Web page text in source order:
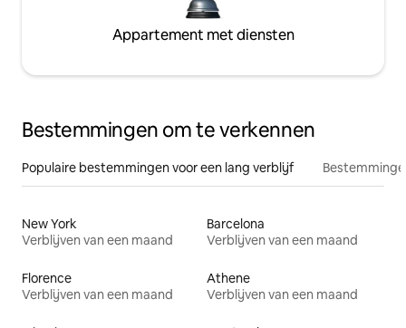
Appartement met diensten
Bestemmingen om te verkennen
Populaire bestemmingen voor een lang verblijf
New York
Verblijven van een maand
Barcelona
Verblijven van een maand
Florence
Verblijven van een maand
Athene
Verblijven van een maand